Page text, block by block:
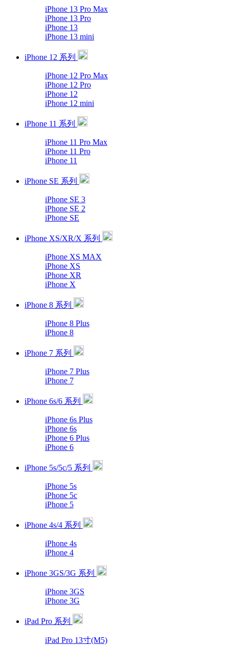
iPhone 13 Pro Max
iPhone 13 Pro
iPhone 13
iPhone 13 mini
iPhone 12 系列
iPhone 12 Pro Max
iPhone 12 Pro
iPhone 12
iPhone 12 mini
iPhone 11 系列
iPhone 11 Pro Max
iPhone 11 Pro
iPhone 11
iPhone SE 系列
iPhone SE 3
iPhone SE 2
iPhone SE
iPhone XS/XR/X 系列
iPhone XS MAX
iPhone XS
iPhone XR
iPhone X
iPhone 8 系列
iPhone 8 Plus
iPhone 8
iPhone 7 系列
iPhone 7 Plus
iPhone 7
iPhone 6s/6 系列
iPhone 6s Plus
iPhone 6s
iPhone 6 Plus
iPhone 6
iPhone 5s/5c/5 系列
iPhone 5s
iPhone 5c
iPhone 5
iPhone 4s/4 系列
iPhone 4s
iPhone 4
iPhone 3GS/3G 系列
iPhone 3GS
iPhone 3G
iPad Pro 系列
iPad Pro 13寸(M5)